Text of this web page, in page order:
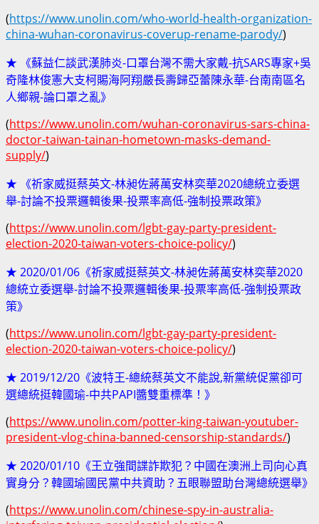
(https://www.unolin.com/who-world-health-organization-
china-wuhan-coronavirus-coverup-rename-parody/)
★ 《蘇益仁談武漢肺炎-口罩台灣不需大家戴-抗SARS專家+吳
奇隆林俊憲大支柯賜海阿翔嚴長壽歸亞蕾陳永華-台南南區名
人鄉親-論口罩之亂》
(https://www.unolin.com/wuhan-coronavirus-sars-china-
doctor-taiwan-tainan-hometown-masks-demand-
supply/)
★ 《祈家威挺蔡英文-林昶佐蔣萬安林奕華2020總統立委選
舉-討論不投票邏輯後果-投票率高低-強制投票政策》
(https://www.unolin.com/lgbt-gay-party-president-
election-2020-taiwan-voters-choice-policy/)
★ 2020/01/06《祈家威挺蔡英文-林昶佐蔣萬安林奕華2020
總統立委選舉-討論不投票邏輯後果-投票率高低-強制投票政
策》
(https://www.unolin.com/lgbt-gay-party-president-
election-2020-taiwan-voters-choice-policy/)
★ 2019/12/20《波特王-總統蔡英文不能說,新黨統促黨卻可
選總統挺韓國瑜-中共PAPI醬雙重標準！》
(https://www.unolin.com/potter-king-taiwan-youtuber-
president-vlog-china-banned-censorship-standards/)
★ 2020/01/10《王立強間諜詐欺犯？中國在澳洲上司向心真
實身分？韓國瑜國民黨中共資助？五眼聯盟助台灣總統選舉》
(https://www.unolin.com/chinese-spy-in-australia-